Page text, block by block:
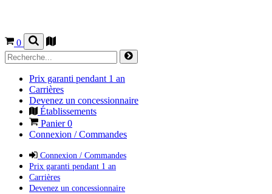
0
Prix garanti pendant 1 an
Carrières
Devenez un concessionnaire
Établissements
Panier0
Connexion / Commandes
Connexion / Commandes
Prix garanti pendant 1 an
Carrières
Devenez un concessionnaire